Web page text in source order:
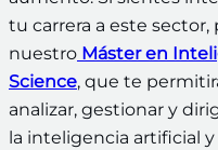
tu carrera a este
nuestro Máster en
Science, que te
analizar, gestionar y
la inteligencia artificial